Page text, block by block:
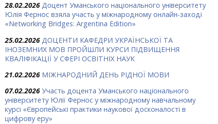
28.02.2026 Доцент Уманського національного університету
Юлія Фернос взяла участь у міжнародному онлайн-заході
«Networking Bridges: Argentina Edition»
25.02.2026 ДОЦЕНТИ КАФЕДРИ УКРАЇНСЬКОЇ ТА
ІНОЗЕМНИХ МОВ ПРОЙШЛИ КУРСИ ПІДВИЩЕННЯ
КВАЛІФІКАЦІЇ У СФЕРІ ОСВІТНІХ НАУК
21.02.2026 МІЖНАРОДНИЙ ДЕНЬ РІДНОЇ МОВИ
07.02.2026 Участь доцента Уманського національного
університету Юлії Фернос у міжнародному навчальному
курсі «Європейські практики наукової досконалості в
цифрову еру»